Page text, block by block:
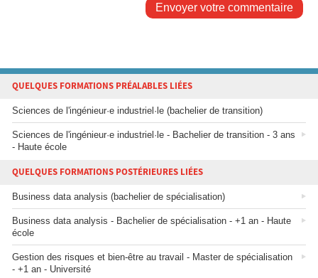
Envoyer votre commentaire
QUELQUES FORMATIONS PRÉALABLES LIÉES
Sciences de l'ingénieur·e industriel·le (bachelier de transition)
Sciences de l'ingénieur·e industriel·le - Bachelier de transition - 3 ans
- Haute école
QUELQUES FORMATIONS POSTÉRIEURES LIÉES
Business data analysis (bachelier de spécialisation)
Business data analysis - Bachelier de spécialisation - +1 an - Haute
école
Gestion des risques et bien-être au travail - Master de spécialisation
- +1 an - Université